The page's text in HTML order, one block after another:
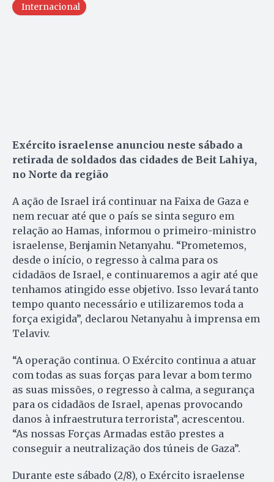
Internacional
Exército israelense anunciou neste sábado a
retirada de soldados das cidades de Beit Lahiya,
no Norte da região
A ação de Israel irá continuar na Faixa de Gaza e
nem recuar até que o país se sinta seguro em
relação ao Hamas, informou o primeiro-ministro
israelense, Benjamin Netanyahu. “Prometemos,
desde o início, o regresso à calma para os
cidadãos de Israel, e continuaremos a agir até que
tenhamos atingido esse objetivo. Isso levará tanto
tempo quanto necessário e utilizaremos toda a
força exigida”, declarou Netanyahu à imprensa em
Telaviv.
“A operação continua. O Exército continua a atuar
com todas as suas forças para levar a bom termo
as suas missões, o regresso à calma, a segurança
para os cidadãos de Israel, apenas provocando
danos à infraestrutura terrorista”, acrescentou.
“As nossas Forças Armadas estão prestes a
conseguir a neutralização dos túneis de Gaza”.
Durante este sábado (2/8), o Exército israelense